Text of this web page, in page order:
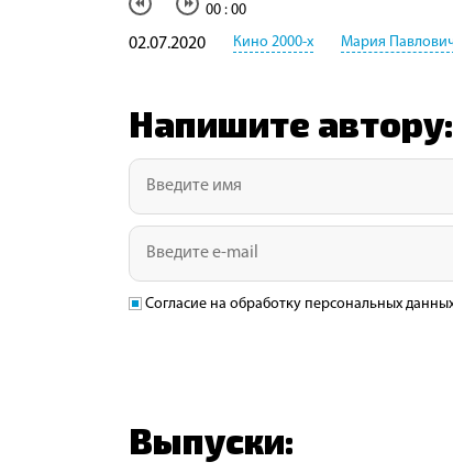
00 : 00
02.07.2020 Кино 2000-х Мария
Напишите автору:
Согласие на обработку персональных
Выпуски: